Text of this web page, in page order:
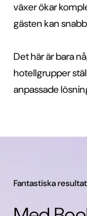
växer ökar
gästen kan
Det här är bara
hotellgrupper
anpassade
Fantastiska resultat